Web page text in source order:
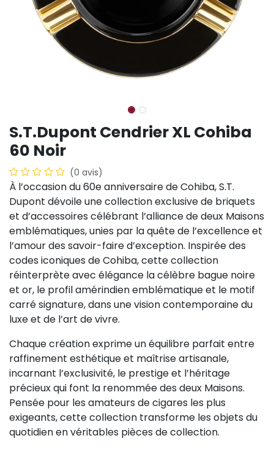
S.T.Dupont Cendrier XL Cohiba
60 Noir
(0 avis)
À l’occasion du 60e anniversaire de Cohiba, S.T.
Dupont dévoile une collection exclusive de briquets
et d’accessoires célébrant l’alliance de deux Maisons
emblématiques, unies par la quête de l’excellence et
l’amour des savoir-faire d’exception. Inspirée des
codes iconiques de Cohiba, cette collection
réinterprète avec élégance la célèbre bague noire
et or, le profil amérindien emblématique et le motif
carré signature, dans une vision contemporaine du
luxe et de l’art de vivre.
Chaque création exprime un équilibre parfait entre
raffinement esthétique et maîtrise artisanale,
incarnant l’exclusivité, le prestige et l’héritage
précieux qui font la renommée des deux Maisons.
Pensée pour les amateurs de cigares les plus
exigeants, cette collection transforme les objets du
quotidien en véritables pièces de collection.